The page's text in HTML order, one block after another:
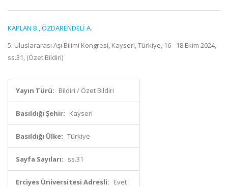
KAPLAN B.,ÖZDARENDELİ A.
5. Uluslararası Aşı Bilimi Kongresi, Kayseri, Türkiye, 16 - 18 Ekim 2024,
ss.31, (Özet Bildiri)
Yayın Türü: Bildiri / Özet Bildiri
Basıldığı Şehir: Kayseri
Basıldığı Ülke: Türkiye
Sayfa Sayıları: ss.31
Erciyes Üniversitesi Adresli: Evet